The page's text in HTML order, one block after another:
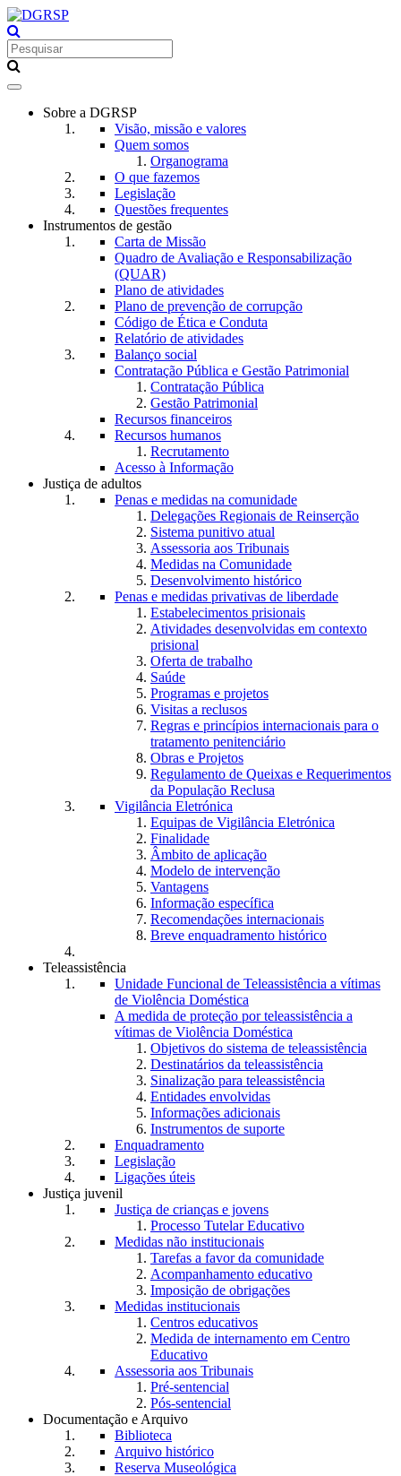
Toggle
navigationSobre a DGRSP
Visão, missão e valores
Quem somos
Organograma
O que fazemos
Legislação
Questões frequentes
Instrumentos de gestão
Carta de Missão
Quadro de Avaliação e Responsabilização
(QUAR)
Plano de atividades
Plano de prevenção de corrupção
Código de Ética e Conduta
Relatório de atividades
Balanço social
Contratação Pública e Gestão Patrimonial
Contratação Pública
Gestão Patrimonial
Recursos financeiros
Recursos humanos
Recrutamento
Acesso à Informação
Justiça de adultos
Penas e medidas na comunidade
Delegações Regionais de Reinserção
Sistema punitivo atual
Assessoria aos Tribunais
Medidas na Comunidade
Desenvolvimento histórico
Penas e medidas privativas de liberdade
Estabelecimentos prisionais
Atividades desenvolvidas em contexto
prisional
Oferta de trabalho
Saúde
Programas e projetos
Visitas a reclusos
Regras e princípios internacionais para o
tratamento penitenciário
Obras e Projetos
Regulamento de Queixas e Requerimentos
da População Reclusa
Vigilância Eletrónica
Equipas de Vigilância Eletrónica
Finalidade
Âmbito de aplicação
Modelo de intervenção
Vantagens
Informação específica
Recomendações internacionais
Breve enquadramento histórico
Teleassistência
Unidade Funcional de Teleassistência a vítimas
de Violência Doméstica
A medida de proteção por teleassistência a
vítimas de Violência Doméstica
Objetivos do sistema de teleassistência
Destinatários da teleassistência
Sinalização para teleassistência
Entidades envolvidas
Informações adicionais
Instrumentos de suporte
Enquadramento
Legislação
Ligações úteis
Justiça juvenil
Justiça de crianças e jovens
Processo Tutelar Educativo
Medidas não institucionais
Tarefas a favor da comunidade
Acompanhamento educativo
Imposição de obrigações
Medidas institucionais
Centros educativos
Medida de internamento em Centro
Educativo
Assessoria aos Tribunais
Pré-sentencial
Pós-sentencial
Documentação e Arquivo
Biblioteca
Arquivo histórico
Reserva Museológica